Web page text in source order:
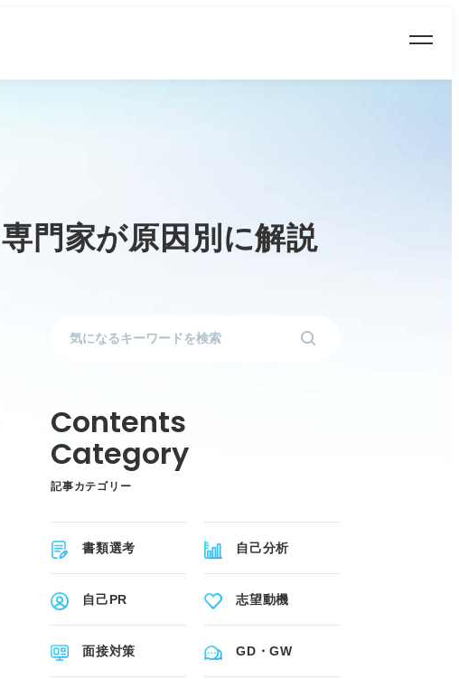
門家が原因別に解説
記事カテゴリー
書類選考 自己分析
自己PR 志望動機
面接対策 GD・GW